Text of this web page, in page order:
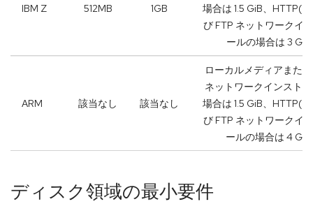
IBM Z 512MB 1GB
場合は 1.5 GiB、
び FTP ネットワークイ
ールの場合は 3 GiB
ARM 該当なし 該当なし
ローカルメディアまたは
ネットワークインスト
場合は 1.5 GiB、
び FTP ネットワークイ
ールの場合は 4 GiB
ディスク領域の最小要件